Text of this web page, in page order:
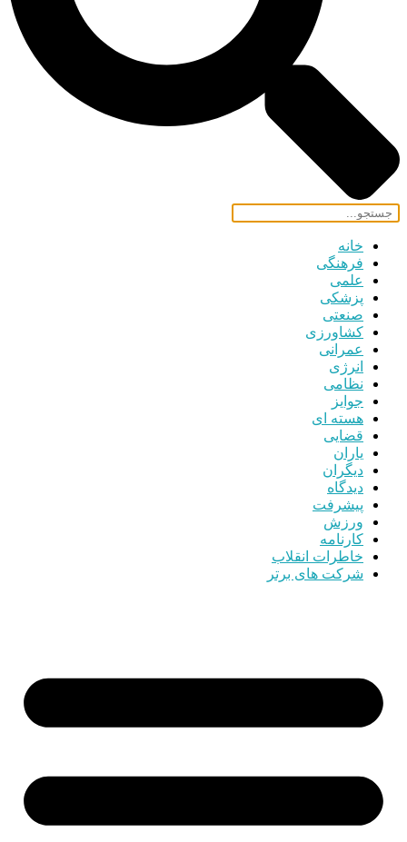
خانه
فرهنگی
علمی
پزشکی
صنعتی
کشاورزی
عمرانی
انرژی
نظامی
جوایز
هسته ای
قضایی
یاران
دیگران
دیدگاه
پیشرفت
ورزش
کارنامه
خاطرات انقلاب
شرکت های برتر